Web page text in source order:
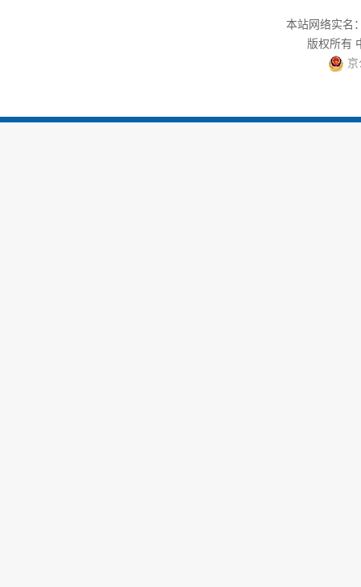
本站网络实名
版权所有
京